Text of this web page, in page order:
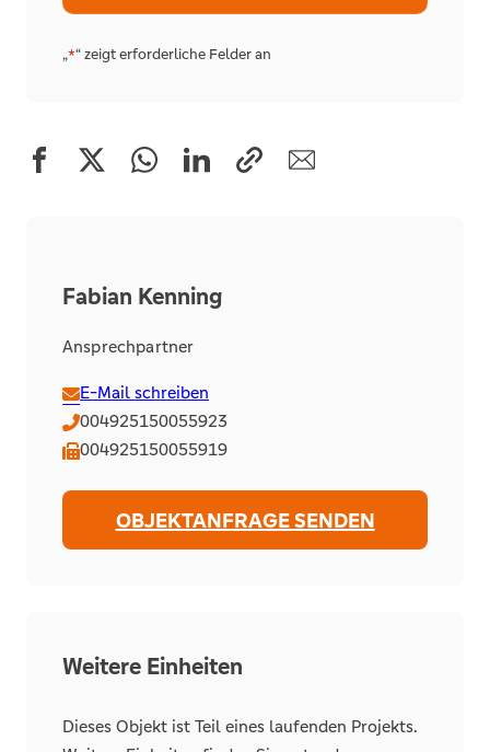
„*“ zeigt erforderliche Felder an
Alternative:
Fabian Kenning
Ansprechpartner
E-Mail schreiben
004925150055923
004925150055919
OBJEKTANFRAGE SENDEN
Weitere Einheiten
Dieses Objekt ist Teil eines laufenden Projekts.